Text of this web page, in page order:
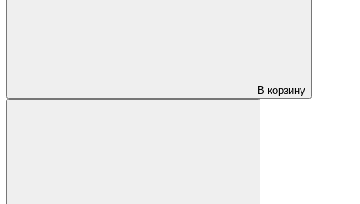
В корзину